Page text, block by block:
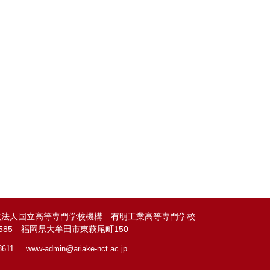
人国立高等専門学校機構 有明工業高等専門学校
福岡県大牟田市東萩尾町150
www-admin@ariake-nct.ac.jp